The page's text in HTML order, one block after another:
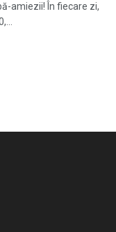
amiezii! În fiecare zi,